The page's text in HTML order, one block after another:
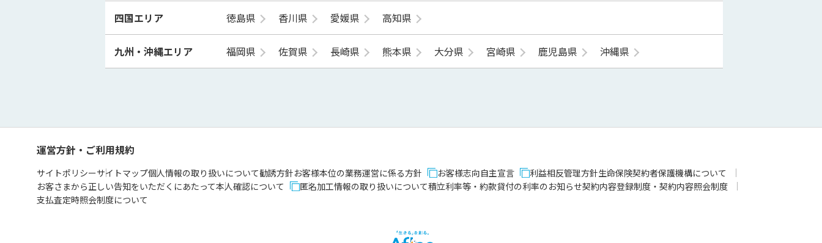
四国エリア 徳島県 香川県 愛媛県 高知県
九州・沖縄エリア 福岡県 佐賀県 長崎県 熊本県 大分県 宮崎県 鹿児島県 沖縄県
運営方針・ご利用規約
サイトポリシーサイトマップ個人情報の取り扱いについて勧誘方針お客様本位の業務運営に係る方針 お客様志向自主宣言 利益相反管理方針生命保険契約者保護機構について
お客さまから正しい告知をいただくにあたって本人確認について 匿名加工情報の取り扱いについて積立利率等・約款貸付の利率のお知らせ契約内容登録制度・契約内容照会制度
支払査定時照会制度について